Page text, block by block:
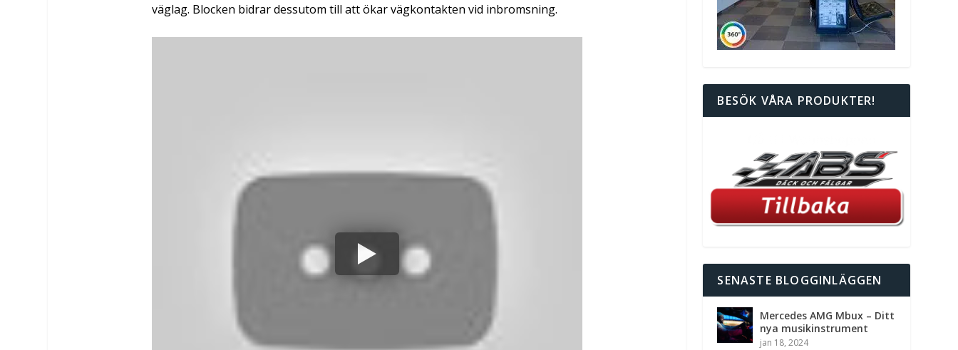
väglag. Blocken bidrar dessutom till att ökar vägkontakten vid inbromsning.
BESÖK VÅRA PRODUKTER!
SENASTE BLOGGINLÄGGEN
Mercedes AMG Mbux – Ditt
nya musikinstrument
jan 18, 2024